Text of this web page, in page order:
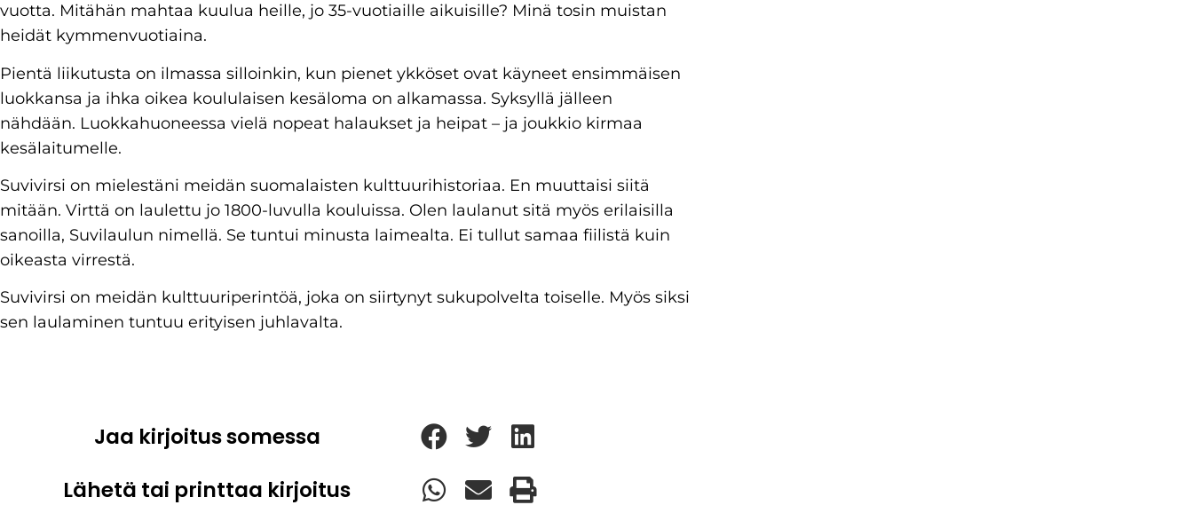
vuotta. Mitähän mahtaa kuulua heille, jo 35-vuotiaille aikuisille? Minä tosin muistan
heidät kymmenvuotiaina.
Pientä liikutusta on ilmassa silloinkin, kun pienet ykköset ovat käyneet ensimmäisen
luokkansa ja ihka oikea koululaisen kesäloma on alkamassa. Syksyllä jälleen
nähdään. Luokkahuoneessa vielä nopeat halaukset ja heipat – ja joukkio kirmaa
kesälaitumelle.
Suvivirsi on mielestäni meidän suomalaisten kulttuurihistoriaa. En muuttaisi siitä
mitään. Virttä on laulettu jo 1800-luvulla kouluissa. Olen laulanut sitä myös erilaisilla
sanoilla, Suvilaulun nimellä. Se tuntui minusta laimealta. Ei tullut samaa fiilistä kuin
oikeasta virrestä.
Suvivirsi on meidän kulttuuriperintöä, joka on siirtynyt sukupolvelta toiselle. Myös siksi
sen laulaminen tuntuu erityisen juhlavalta.
Jaa kirjoitus somessa
Lähetä tai printtaa kirjoitus